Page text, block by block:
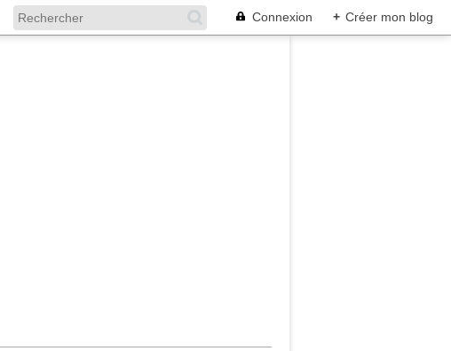
Connexion + Créer mon blog